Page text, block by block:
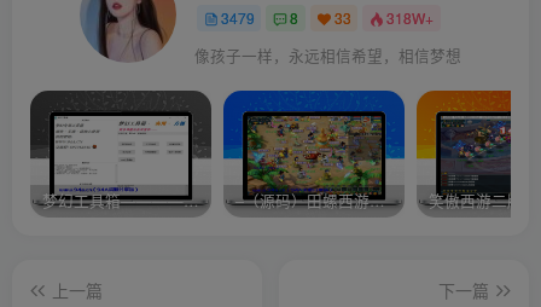
3479 8 33 318W+
像孩子一样，永远相信希望，相信梦想
梦幻工具箱————-免费 –（源码）田螺西游9.0 假人摆摊18门派飞升渡劫化圣助战最新BB谛听…. 笑傲西游二版-
上一篇
下一篇